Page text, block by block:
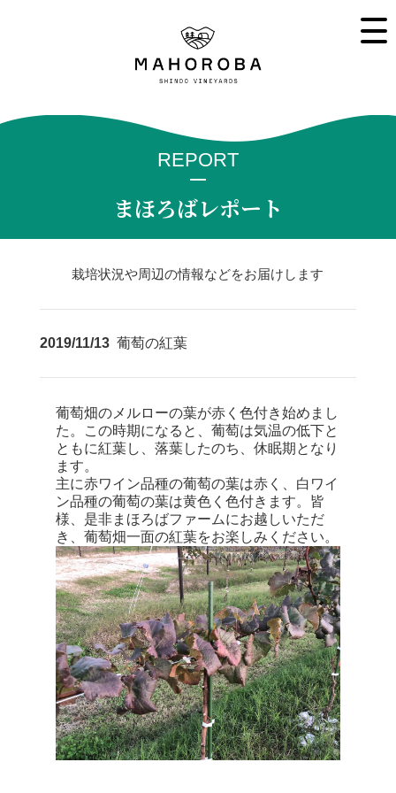
REPORT
まほろばレポート
栽培状況や周辺の情報などをお届けします
2019/11/13葡萄の紅葉
葡萄畑のメルローの葉が赤く色付き始めまし
た。この時期になると、葡萄は気温の低下と
ともに紅葉し、落葉したのち、休眠期となり
ます。
主に赤ワイン品種の葡萄の葉は赤く、白ワイ
ン品種の葡萄の葉は黄色く色付きます。皆
様、是非まほろばファームにお越しいただ
き、葡萄畑一面の紅葉をお楽しみください。